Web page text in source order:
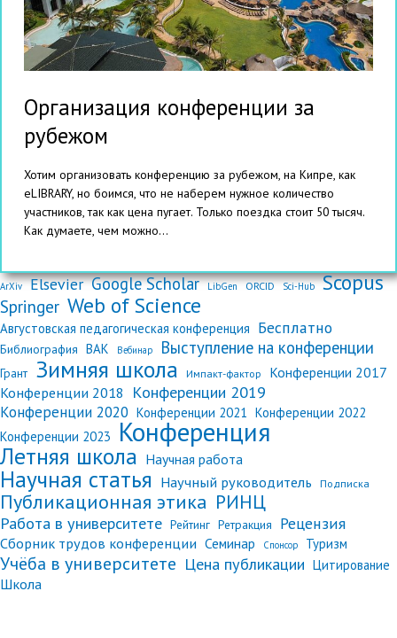
Организация конференции за
рубежом
Хотим организовать конференцию за рубежом, на Кипре, как
eLIBRARY, но боимся, что не наберем нужное количество
участников, так как цена пугает. Только поездка стоит 50 тысяч.
Как думаете, чем можно...
ArXiv Elsevier Google Scholar LibGen ORCID Sci-Hub Scopus
Springer Web of Science
Августовская педагогическая конференция Бесплатно
Библиография ВАК Вебинар Выступление на конференции
Грант Зимняя школа Импакт-фактор Конференции 2017
Конференции 2018 Конференции 2019
Конференции 2020 Конференции 2021 Конференции 2022
Конференции 2023
Конференция
Летняя школа Научная работа
Научная статья Научный руководитель Подписка
Публикационная этика РИНЦ
Работа в университете Рейтинг Ретракция Рецензия
Сборник трудов конференции Семинар Спонсор Туризм
Учёба в университете Цена публикации Цитирование
Школа